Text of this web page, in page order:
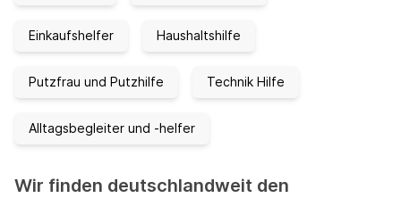
Einkaufshelfer Haushaltshilfe
Putzfrau und Putzhilfe Technik Hilfe
Alltagsbegleiter und -helfer
Wir finden deutschlandweit den